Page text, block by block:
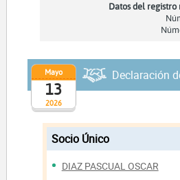
Datos del
2026
Mayo
13
Declaración
Socio Único
DIAZ PASCUAL OSCAR